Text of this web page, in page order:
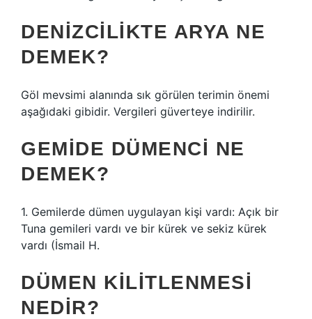
DENIZCILIKTE ARYA NE
DEMEK?
Göl mevsimi alanında sık görülen terimin önemi
aşağıdaki gibidir. Vergileri güverteye indirilir.
GEMIDE DÜMENCI NE
DEMEK?
1. Gemilerde dümen uygulayan kişi vardı: Açık bir
Tuna gemileri vardı ve bir kürek ve sekiz kürek
vardı (İsmail H.
DÜMEN KILITLENMESI
NEDIR?